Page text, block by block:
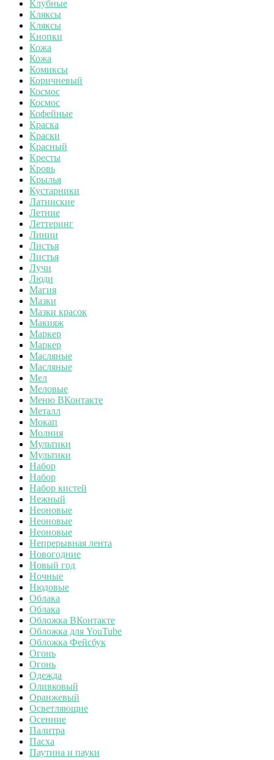
Клубные
Кляксы
Кляксы
Кнопки
Кожа
Кожа
Комиксы
Коричневый
Космос
Космос
Кофейные
Краска
Краски
Красный
Кресты
Кровь
Крылья
Кустарники
Латинские
Летние
Леттеринг
Линии
Листья
Листья
Лучи
Люди
Магия
Мазки
Мазки красок
Макияж
Маркер
Маркер
Масляные
Масляные
Мел
Меловые
Меню ВКонтакте
Металл
Мокап
Молния
Мультики
Мультики
Набор
Набор
Набор кистей
Нежный
Неоновые
Неоновые
Неоновые
Непрерывная лента
Новогодние
Новый год
Ночные
Нюдовые
Облака
Облака
Обложка ВКонтакте
Обложка для YouTube
Обложка Фейсбук
Огонь
Огонь
Одежда
Оливковый
Оранжевый
Осветляющие
Осенние
Палитра
Пасха
Паутина и пауки